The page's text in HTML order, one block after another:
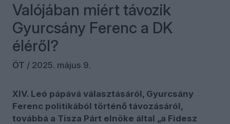
Valójában miért távozik
Gyurcsány Ferenc a DK
éléről?
ÖT / 2025. május 9.
XIV. Leó pápává választásáról, Gyurcsány
Ferenc politikából történő távozásáról,
továbbá a Tisza Párt elnöke által „a Fidesz